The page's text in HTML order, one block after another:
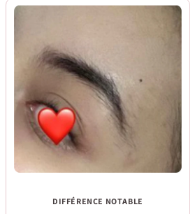
DIFFÉRENCE NOTABLE